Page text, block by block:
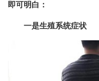
即可明白：
一是生殖系统症状